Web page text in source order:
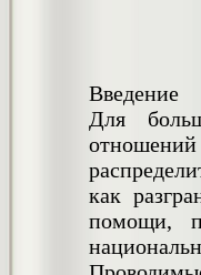
Введение
Для
как
помощи,